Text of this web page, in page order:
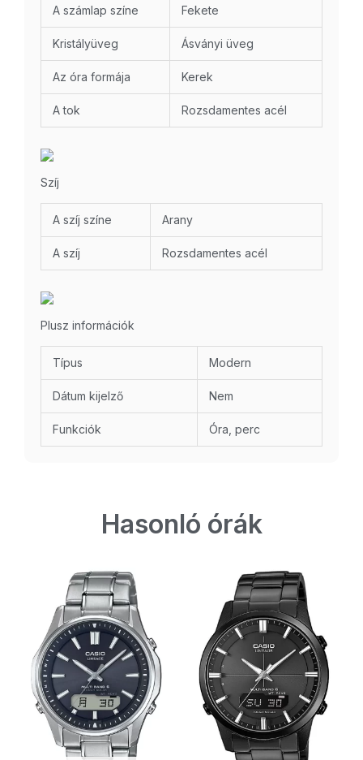
A számlap színe Fekete
Kristályüveg Ásványi üveg
Az óra formája Kerek
A tok Rozsdamentes acél
Szíj
A szíj színe Arany
A szíj Rozsdamentes acél
Plusz információk
Típus Modern
Dátum kijelző Nem
Funkciók Óra, perc
Hasonló órák